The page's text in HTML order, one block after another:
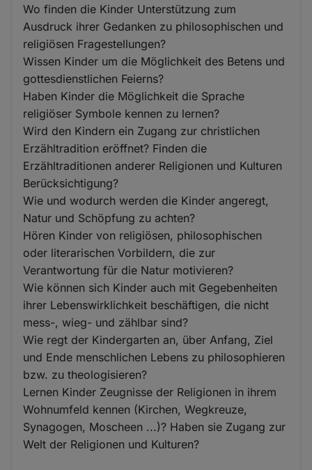
Wo finden die Kinder Unterstützung zum
Ausdruck ihrer Gedanken zu philosophischen und
religiösen Fragestellungen?
Wissen Kinder um die Möglichkeit des Betens und
gottesdienstlichen Feierns?
Haben Kinder die Möglichkeit die Sprache
religiöser Symbole kennen zu lernen?
Wird den Kindern ein Zugang zur christlichen
Erzähltradition eröffnet? Finden die
Erzähltraditionen anderer Religionen und Kulturen
Berücksichtigung?
Wie und wodurch werden die Kinder angeregt,
Natur und Schöpfung zu achten?
Hören Kinder von religiösen, philosophischen
oder literarischen Vorbildern, die zur
Verantwortung für die Natur motivieren?
Wie können sich Kinder auch mit Gegebenheiten
ihrer Lebenswirklichkeit beschäftigen, die nicht
mess-, wieg- und zählbar sind?
Wie regt der Kindergarten an, über Anfang, Ziel
und Ende menschlichen Lebens zu philosophieren
bzw. zu theologisieren?
Lernen Kinder Zeugnisse der Religionen in ihrem
Wohnumfeld kennen (Kirchen, Wegkreuze,
Synagogen, Moscheen ...)? Haben sie Zugang zur
Welt der Religionen und Kulturen?